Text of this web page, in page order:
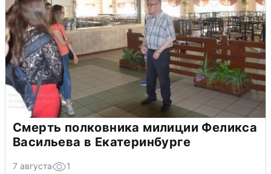
Смерть полковника милиции Феликса
Васильева в Екатеринбурге
7 августа 1